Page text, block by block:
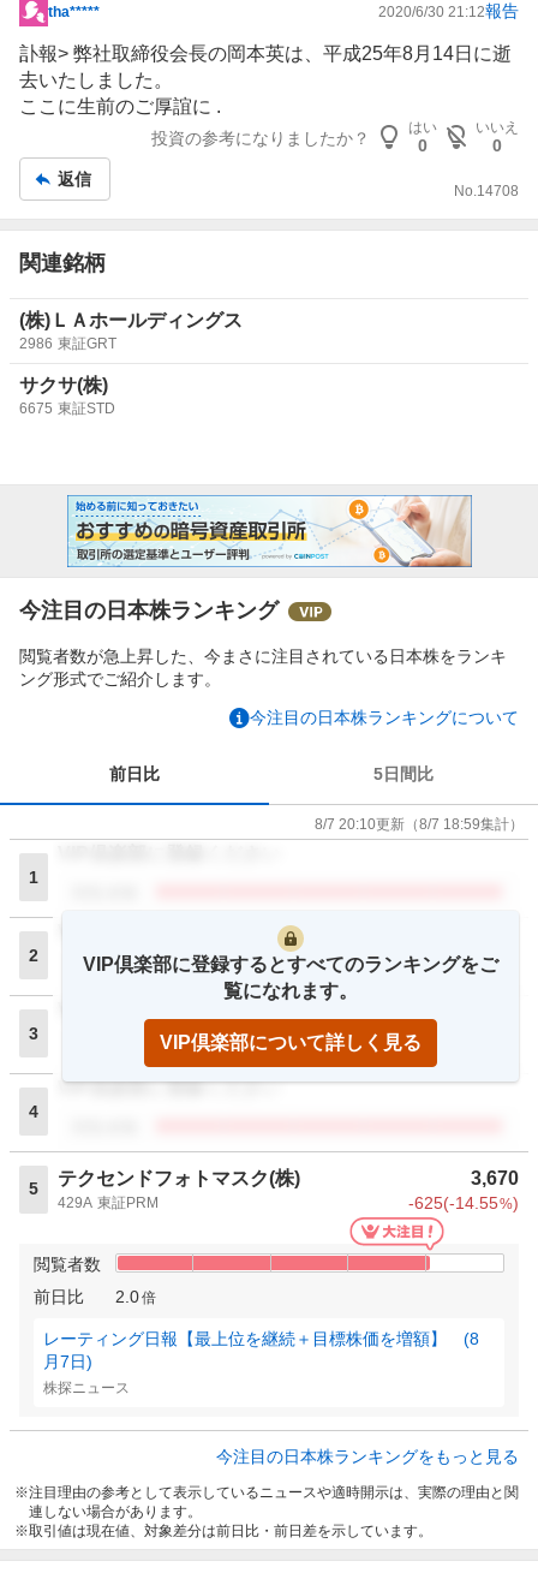
掲
示
板
記
tha***** 2020/6/30 21:12報告
訃報> 弊社取締役会長の岡本英は、平成25年8月14日に逝
去いたしました。
ここに生前のご厚誼に .
投資の参考になりましたか？
はい
0
いいえ
0
返信
No.14708
関連銘柄
(株)ＬＡホールディングス
2986 東証GRT
サクサ(株)
6675 東証STD
今注目の日本株ランキング
閲覧者数が急上昇した、今まさに注目されている日本株をランキ
ング形式でご紹介します。
今注目の日本株ランキングについて
前日比 5日間比
8/7 20:10更新 （8/7 18:59集計）
1
2
VIP倶楽部に登録ください
閲覧者数
3
4
VIP倶楽部に登録ください
5
テクセンドフォトマスク(株) 3,670
429A 東証PRM -625(-14.55%)
閲覧者数
前日比
2.0倍
レーティング日報【最上位を継続＋目標株価を増額】 (8
月7日)
株探ニュース
VIP倶楽部に登録するとすべてのランキングをご
覧になれます。
VIP倶楽部について詳しく見る
今注目の日本株ランキングをもっと見る
注目理由の参考として表示しているニュースや適時開示は、実際の理由と関
連しない場合があります。
取引値は現在値、対象差分は前日比・前日差を示しています。